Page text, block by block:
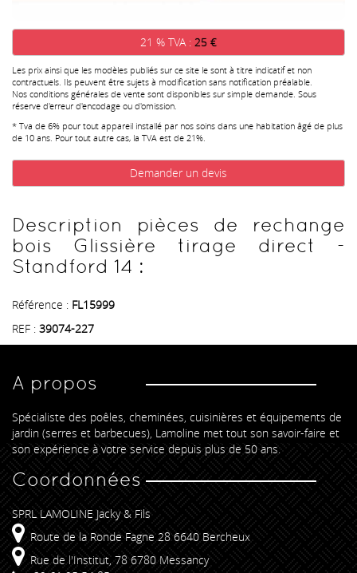
21 % TVA : 25 €
Les prix ainsi que les modèles publiés sur ce site le sont à titre indicatif et non
contractuels. Ils peuvent être sujets à modification sans notification préalable.
Nos conditions générales de vente sont disponibles sur simple demande. Sous
réserve d'erreur d'encodage ou d'omission.
* Tva de 6% pour tout appareil installé par nos soins dans une habitation âgé de plus
de 10 ans. Pour tout autre cas, la TVA est de 21%.
Demander un devis
Description pièces de rechange
bois Glissière tirage direct -
Standford 14 :
Référence : FL15999
REF : 39074-227
A propos
Spécialiste des poêles, cheminées, cuisinières et équipements de
jardin (serres et barbecues), Lamoline met tout son savoir-faire et
son expérience à votre service depuis plus de 50 ans.
Coordonnées
SPRL LAMOLINE Jacky & Fils
Route de la Ronde Fagne 28 6640 Bercheux
Rue de l'Institut, 78 6780 Messancy